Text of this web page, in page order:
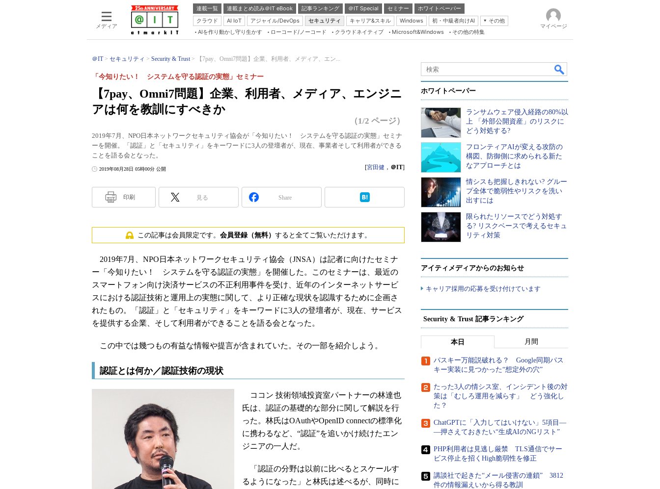
メディア
連載一覧 連載まとめ読み＠IT eBook 記事ランキング ＠IT Special セミナー
ホワイトペーパー
クラウド
AI IoT アジャイル/DevOps セキュリティ キャリア&スキル Windows 初・中級者向けAI
その他
Server & Storage
Java Agile
Database Expert
Master of IP Network
Security & Trust
AIを作り動かし守り生かす ローコード/ノーコード クラウドネイティブ Microsoft&Windows その他の特集
マイページ
＠IT セキュリティ Security & Trust 【7pay、Omni7問題】企業、利用者、メディア、エン...
【7pay、Omni7問題】企業、利用者、メディア、エンジニ
アは何を教訓にすべきか
「今知りたい！ システムを守る認証の実態」セミナー
（1/2 ページ）
2019年7月、NPO日本ネットワークセキュリティ協会が「今知りたい！ システムを守る認証の実態」セミナ
ーを開催。「認証」と「セキュリティ」をキーワードに3人の登壇者が、現在、事業者そして利用者ができる
ことを語る会となった。
2019年08月28日 05時00分 公開 [宮田健 ， ＠IT]
印刷 見る Share
この記事は会員限定です。 会員登録（無料） すると全てご覧いただけます。
2019年7月、NPO日本ネットワークセキュリティ協会（JNSA）は記者に向けたセミナ
ー「今知りたい！ システムを守る認証の実態」を開催した。このセミナーは、最近の
スマートフォン向け決済サービスの不正利用事件を受け、近年のインターネットサービ
スにおける認証技術と運用上の実態に関して、より正確な現状を認識するために企画さ
れたもの。「認証」と「セキュリティ」をキーワードに3人の登壇者が、現在、サービス
を提供する企業、そして利用者ができることを語る会となった。
この中では幾つもの有益な情報や提言が含まれていた。その一部を紹介しよう。
認証とは何か／認証技術の現状
ココン 技術領域投資室パートナーの林達也
氏は、認証の基礎的な部分に関して解説を行
った。林氏はOAuthやOpenID connectの標準化
に携わるなど、“認証”を追いかけ続けたエン
ジニアの一人だ。
「認証の分野は以前に比べるとスケールす
るようになった」と林氏は述べるが、同時に
ホワイトペーパー
ランサムウェア侵入経路の80%以
上 「外部公開資産」のリスクに
どう対処する?
フロンティアAIが変える攻防の
構図、防御側に求められる新た
なアプローチとは
情シスも把握しきれない? グルー
プ全体で脆弱性やリスクを洗い
出すには
限られたリソースでどう対処す
る? リスクベースで考えるセキュ
リティ対策
アイティメディアからのお知らせ
キャリア採用の応募を受け付けています
Security & Trust 記事ランキング
本日 月間
パスキー万能説破れる？ Google同期パス
キー実装に見つかった“想定外の穴”
たった3人の情シス室、インシデント後の対
策は「むしろ運用を減らす」 どう強化し
た？
ChatGPTに「入力してはいけない」5項目―
―押さえておきたい“生成AIのNGリスト”
PHP利用者は見逃し厳禁 TLS通信でサー
ビス停止を招くHigh脆弱性を修正
講談社で起きた“メール侵害の連鎖” 3812
件の情報漏えいから得る教訓